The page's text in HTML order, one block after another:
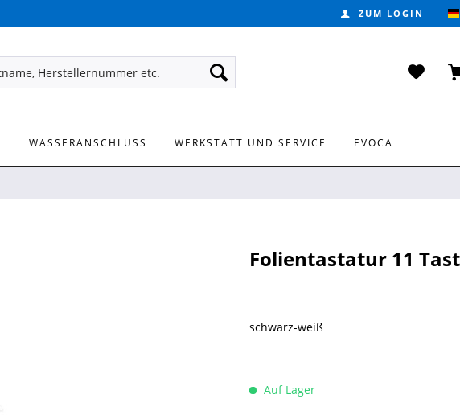
ZUM LOGIN
WASSERANSCHLUSS WERKSTATT UND SERVICE EVOCA
Folientastatur 11
schwarz-weiß
Auf Lager